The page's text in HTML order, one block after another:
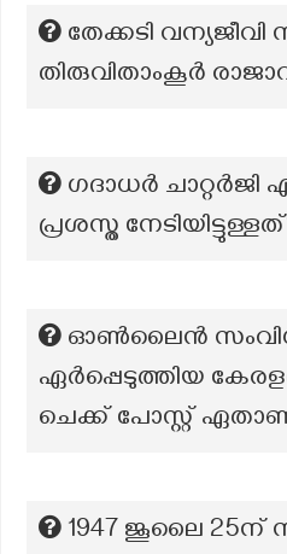
തേക്കടി വന്യജീവി
തിരുവിതാംകൂര്‍
ഗദാധർ
പ്രശസ്ത
ഓൺലൈൻ
ഏർപ്പെടുത്തിയ
ചെക്ക് പോസ്റ്റ്
1947 ജൂലൈ 25ന്